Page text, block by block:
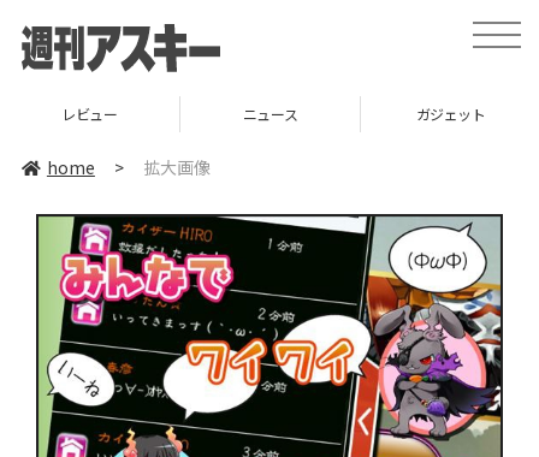
toggle
レビュー ニュース ガジェット
home > 拡大画像